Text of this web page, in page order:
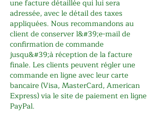
une facture détaillée qui lui sera
adressée, avec le détail des taxes
appliquées. Nous recommandons au
client de conserver l&#39;e-mail de
confirmation de commande
jusqu&#39;à réception de la facture
finale. Les clients peuvent régler une
commande en ligne avec leur carte
bancaire (Visa, MasterCard, American
Express) via le site de paiement en ligne
PayPal.